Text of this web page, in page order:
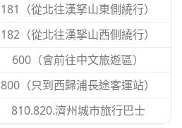
181（從北往漢拏山東側繞行）
182（從北往漢拏山西側繞行）
600（會前往中文旅遊區）
800（只到西歸浦長途客運站）
810.820.濟州城市旅行巴士